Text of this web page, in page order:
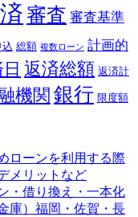
審査 審査基準
込 総額 複数ローン 計画的
返済総額 返済計
機関 銀行 限度額
ローンを利用する際
メリットなど
・借り換え・一本化
庫）福岡・佐賀・長